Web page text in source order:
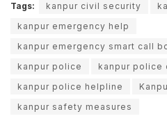
Tags: kanpur civil security
kanpur emergency help
kanpur emergency smart call
kanpur police
kanpur police
kanpur police helpline
kanpur safety measures